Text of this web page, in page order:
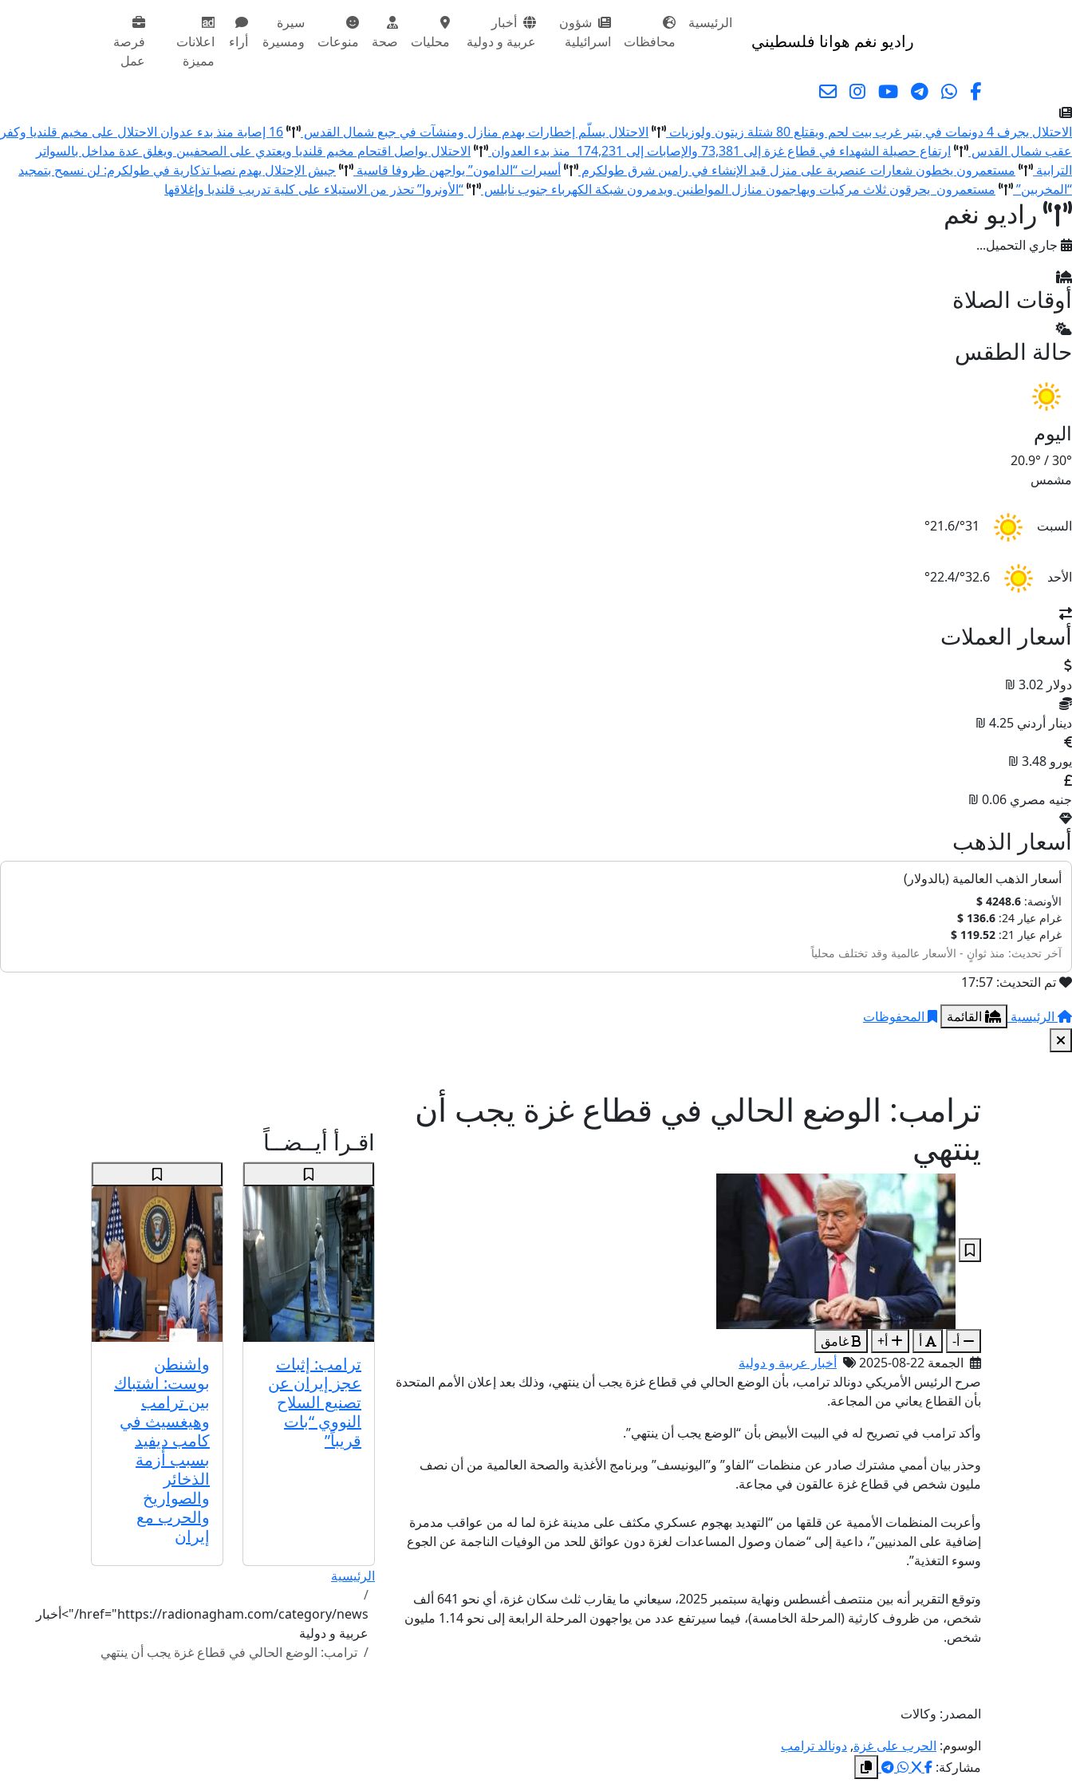
راديو نغم هوانا فلسطيني
الرئيسية
محافظات
شؤون
اسرائيلية
أخبار
عربية و دولية
محليات صحة منوعات
سيرة
ومسيرة
أراء
اعلانات
مميزة
فرصة
عمل
الاحتلال يجرف 4 دونمات في بتير غرب بيت لحم ويقتلع 80 شتلة زيتون ولوزيات الاحتلال يسلّم إخطارات بهدم منازل ومنشآت في جبع شمال القدس
16 إصابة منذ بدء عدوان الاحتلال على مخيم قلنديا وكفر
عقب شمال القدس
ارتفاع حصيلة الشهداء في قطاع غزة إلى 73,381 والإصابات إلى 174,231 منذ بدء العدوان
الاحتلال يواصل اقتحام مخيم قلنديا ويعتدي على الصحفيين ويغلق عدة مداخل بالسواتر
الترابية
مستعمرون يخطون شعارات عنصرية على منزل قيد الإنشاء في رامين شرق طولكرم أسيرات “الدامون” يواجهن ظروفا قاسية
جيش الإحتلال يهدم نصبا تذكارية في طولكرم: لن نسمح بتمجيد
“المخربين”
مستعمرون يحرقون ثلاث مركبات ويهاجمون منازل المواطنين ويدمرون شبكة الكهرباء جنوب نابلس “الأونروا” تحذر من الاستيلاء على كلية تدريب قلنديا وإغلاقها
راديو نغم
جاري التحميل...
أوقات الصلاة
حالة الطقس
اليوم
30°
/
20.9°
مشمس
السبت 31°/21.6°
الأحد 32.6°/22.4°
أسعار العملات
دولار 3.02 ₪
دينار أردني 4.25 ₪
يورو 3.48 ₪
جنيه مصري 0.06 ₪
أسعار الذهب
أسعار الذهب العالمية (بالدولار)
الأونصة: 4248.6 $
غرام عيار 24:
136.6 $
غرام عيار 21:
119.52 $
آخر تحديث: منذ ثوانٍ - الأسعار عالمية وقد تختلف محلياً
تم التحديث: 17:57
الرئيسية
القائمة المحفوظات
ترامب: الوضع الحالي في قطاع غزة يجب أن
ينتهي
أ- أ أ+
غامق
الجمعة 22-08-2025
أخبار عربية و دولية
صرح الرئيس الأمريكي دونالد ترامب، بأن الوضع الحالي في قطاع غزة يجب أن ينتهي، وذلك بعد إعلان الأمم المتحدة
بأن القطاع يعاني من المجاعة.
وأكد ترامب في تصريح له في البيت الأبيض بأن “الوضع يجب أن ينتهي”.
وحذر بيان أممي مشترك صادر عن منظمات “الفاو” و”اليونيسف” وبرنامج الأغذية والصحة العالمية من أن نصف
مليون شخص في قطاع غزة عالقون في مجاعة.
وأعربت المنظمات الأممية عن قلقها من “التهديد بهجوم عسكري مكثف على مدينة غزة لما له من عواقب مدمرة
إضافية على المدنيين”، داعية إلى “ضمان وصول المساعدات لغزة دون عوائق للحد من الوفيات الناجمة عن الجوع
وسوء التغذية”.
وتوقع التقرير أنه بين منتصف أغسطس ونهاية سبتمبر 2025، سيعاني ما يقارب ثلث سكان غزة، أي نحو 641 ألف
شخص، من ظروف كارثية (المرحلة الخامسة)، فيما سيرتفع عدد من يواجهون المرحلة الرابعة إلى نحو 1.14 مليون
شخص.
المصدر: وكالات
الوسوم: الحرب على غزة, دونالد ترامب
مشاركة:
اقـرأ أيــضــاً
ترامب: إثبات
عجز إيران عن
تصنيع السلاح
النووي “بات
قريباً”
واشنطن
بوست: اشتباك
بين ترامب
وهيغسيث في
كامب ديفيد
بسبب أزمة
الذخائر
والصواريخ
والحرب مع
إيران
الرئيسية
href="https://radionagham.com/category/news/">أخبار
عربية و دولية
ترامب: الوضع الحالي في قطاع غزة يجب أن ينتهي